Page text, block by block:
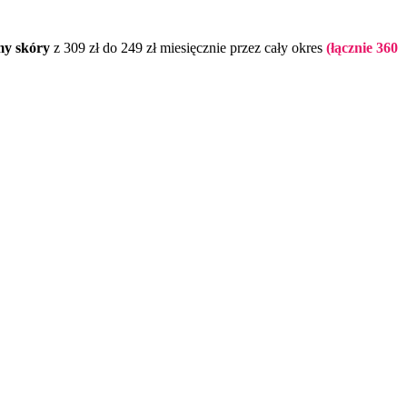
skóry z 309 zł do 249 zł miesięcznie przez cały okres (łącznie 360